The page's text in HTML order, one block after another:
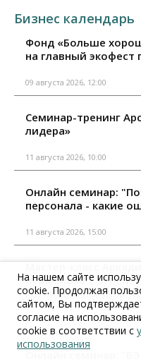
Бизнес календарь
Фонд «Больше
на главный экофест
09 августа 2026, 12:00
Семинар-тренинг
лидера»
11 августа 2026, 10:00
Онлайн семинар:
персонала - какие
11 августа 2026, 15:00
неваляшка 2.0:
когнитивный
18 августа 2026, 10:00
На нашем сайте
cookie. Продолжая
сайтом, Вы
согласие на
cookie в соответствии с
использования